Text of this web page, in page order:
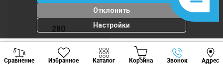
210
280
Сравнение Избранное Каталог Корзина Звонок Адрес
Viber Whatsapp
Отклонить
Настройки